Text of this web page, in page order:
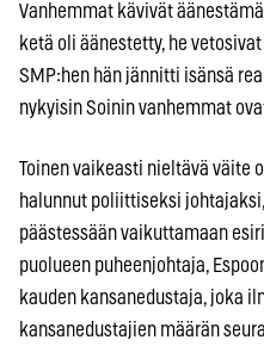
Vanhemmat kävivät
ketä oli äänestetty, he
SMP:hen hän jännitti isänsä
nykyisin Soinin vanhemmat
Toinen vaikeasti nieltävä väite
halunnut poliittiseksi
päästessään vaikuttamaan
puolueen puheenjohtaja,
kauden kansanedustaja, joka
kansanedustajien määrän